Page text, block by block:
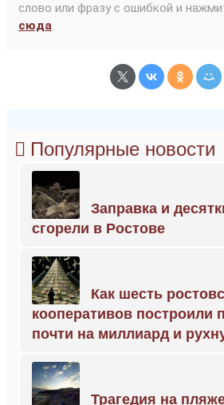
слово или фразу с ошибкой и
сюда.
Популярные новости
Заправка и
сгорели в Ростове
Как шесть
кооперативов построили
почти на миллиард и
Трагедия на